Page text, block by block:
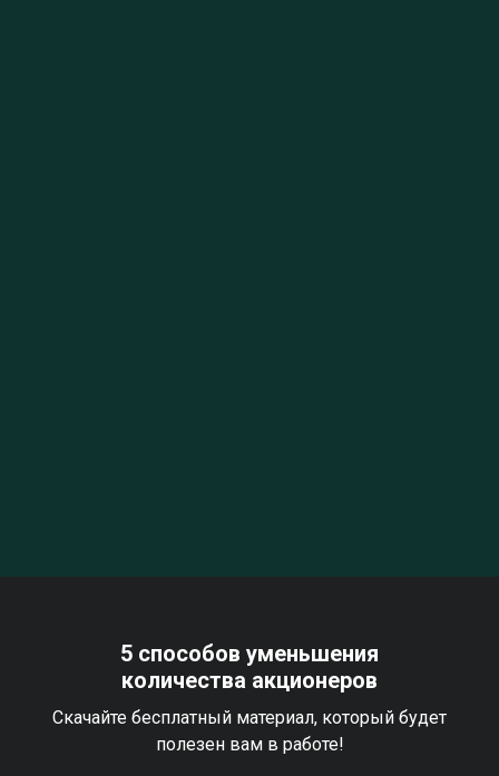
5 способов уменьшения
количества акционеров
Скачайте бесплатный материал, который будет
полезен вам в работе!